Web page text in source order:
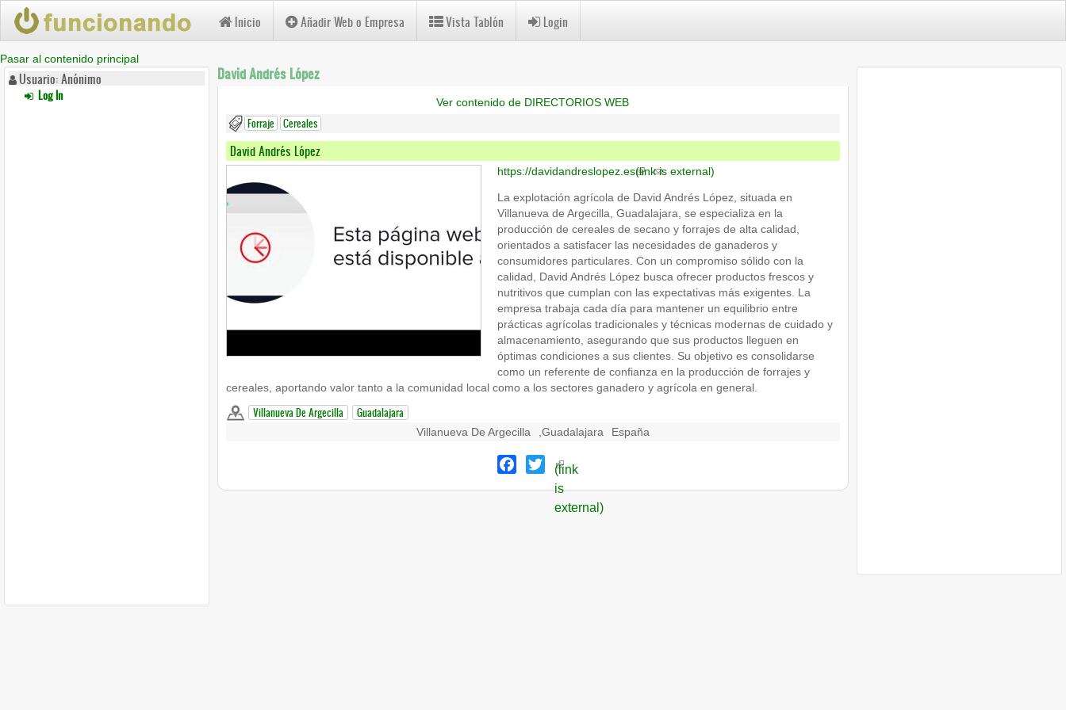
Pasar al contenido principal
Inicio Añadir Web o Empresa Vista Tablón Login
Usuario: Anónimo
Log In
David Andrés López
Ver contenido de DIRECTORIOS WEB
Forraje Cereales
David Andrés López
https://davidandreslopez.es(link is external)
La explotación agrícola de David Andrés López, situada en
Villanueva de Argecilla, Guadalajara, se especializa en la
producción de cereales de secano y forrajes de alta calidad,
orientados a satisfacer las necesidades de ganaderos y
consumidores particulares. Con un compromiso sólido con la
calidad, David Andrés López busca ofrecer productos frescos y
nutritivos que cumplan con las expectativas más exigentes. La
empresa trabaja cada día para mantener un equilibrio entre
prácticas agrícolas tradicionales y técnicas modernas de cuidado y
almacenamiento, asegurando que sus productos lleguen en
óptimas condiciones a sus clientes. Su objetivo es consolidarse
como un referente de confianza en la producción de forrajes y
cereales, aportando valor tanto a la comunidad local como a los sectores ganadero y agrícola en general.
Villanueva De Argecilla Guadalajara
Villanueva De Argecilla Guadalajara España
Facebook
Twitter
(link
is
external)